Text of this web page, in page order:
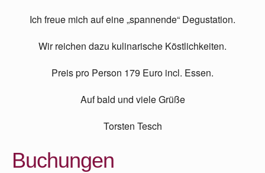
Ich freue mich auf eine „spannende“ Degustation.
Wir reichen dazu kulinarische Köstlichkeiten.
Preis pro Person 179 Euro incl. Essen.
Auf bald und viele Grüße
Torsten Tesch
Buchungen